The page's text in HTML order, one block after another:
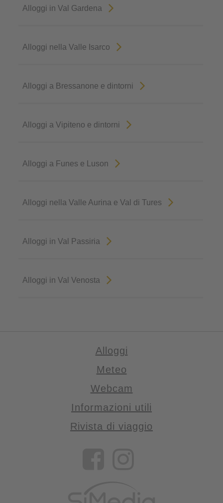
Alloggi in Val Gardena
Alloggi nella Valle Isarco
Alloggi a Bressanone e dintorni
Alloggi a Vipiteno e dintorni
Alloggi a Funes e Luson
Alloggi nella Valle Aurina e Val di Tures
Alloggi in Val Passiria
Alloggi in Val Venosta
Alloggi
Meteo
Webcam
Informazioni utili
Rivista di viaggio